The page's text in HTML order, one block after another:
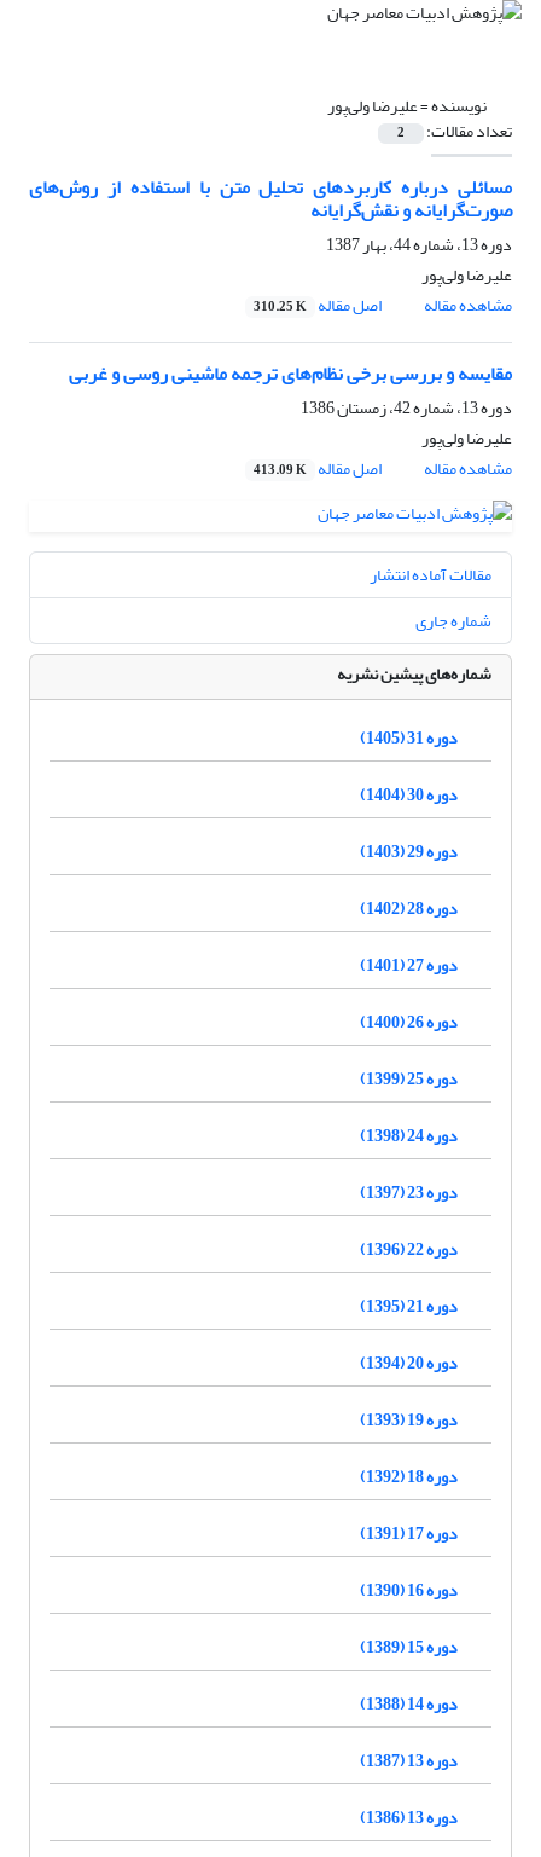
نویسنده =علیرضا ولی‌پور
تعداد مقالات: 2
مسائلی درباره کاربردهای تحلیل متن با استفاده از روش‌های
صورت‌گرایانه و نقش‌گرایانه
دوره 13، شماره 44، بهار 1387
علیرضا ولی‌پور
مشاهده مقاله
اصل مقاله 310.25 K
مقایسه و بررسی برخی نظام‌های ترجمه ماشینی روسی و غربی
دوره 13، شماره 42، زمستان 1386
علیرضا ولی‌پور
مشاهده مقاله
اصل مقاله 413.09 K
مقالات آماده انتشار
شماره جاری
شماره‌های پیشین نشریه
دوره 31 (1405)
دوره 30 (1404)
دوره 29 (1403)
دوره 28 (1402)
دوره 27 (1401)
دوره 26 (1400)
دوره 25 (1399)
دوره 24 (1398)
دوره 23 (1397)
دوره 22 (1396)
دوره 21 (1395)
دوره 20 (1394)
دوره 19 (1393)
دوره 18 (1392)
دوره 17 (1391)
دوره 16 (1390)
دوره 15 (1389)
دوره 14 (1388)
دوره 13 (1387)
دوره 13 (1386)